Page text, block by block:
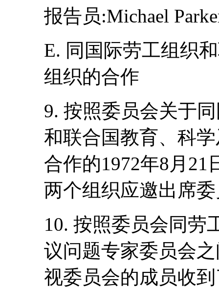
报告员:Michael
E. 同国际劳工组织
组织的合作
9. 按照委员会关于
和联合国教育、科
合作的1972年8月
两个组织应邀出席
10. 按照委员会同劳
议问题专家委员会
视委员会的成员收